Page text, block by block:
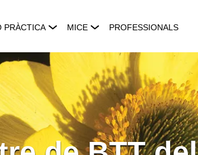
PRÀCTICA MICE PROFESSIONALS